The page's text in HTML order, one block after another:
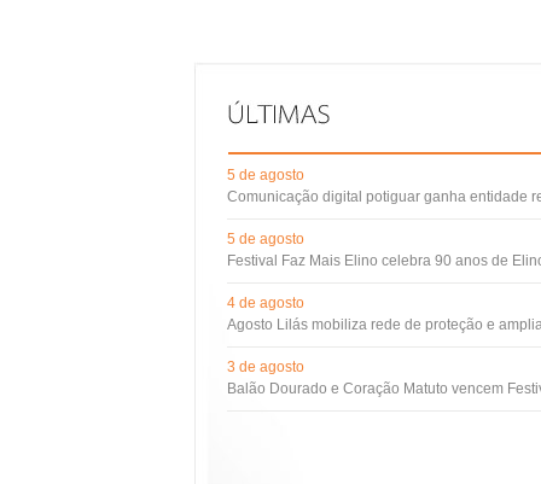
5 de agosto
Comunicação digital potiguar ganha entidade
5 de agosto
Festival Faz Mais Elino celebra 90 anos de
4 de agosto
Agosto Lilás mobiliza rede de proteção e
3 de agosto
Balão Dourado e Coração Matuto vencem